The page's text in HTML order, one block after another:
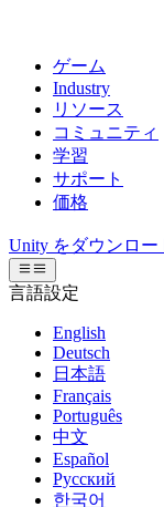
ゲーム
Industry
リソース
コミュニティ
学習
サポート
価格
Unityエンジン
任意のプラットフ
共同作業
チームでの共同作
Unity をダウンロー
プランと価格
デプロイ
3Dコラボレーション
リアルタイムで3D
没入型トレーニング
没入型環境でのト
顧客体験
インタラクティブ
業界
ドキュメント
公式ユーザーマニ
開発者ツール
リリースバージョ
ロードマップ
今後の機能をレビ
ディスカッション
議論、問題解決、
イベント
グローバルおよび
コミュニティスト
Made with Unity
Unityクリエイター
Unity Learn
無料でUnityスキル
プロフェッショナ
Unityトレーナーで
Unity初心者向け
スタートガイド
学習を開始しましょ
ヘルプを得る
Unityで成功するた
Success Plan
専門的なサポート
FAQ
よくある質問への回
お問い合わせ
Unity をダウンロー
言語設定
English
Deutsch
日本語
Français
Português
中文
Español
Русский
한국어